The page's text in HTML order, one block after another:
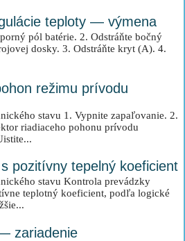
teploty — výmena
pól batérie. 2. Odstráňte bočný
dosky. 3. Odstráňte kryt (A). 4.
režimu prívodu
stavu 1. Vypnite zapaľovanie. 2.
riadiaceho pohonu prívodu
pozitívny tepelný koeficient
stavu Kontrola prevádzky
teplotný koeficient, podľa logické
zariadenie